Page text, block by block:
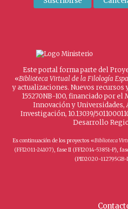
Este portal forma parte del
«Biblioteca Virtual de la Filología
y actualizaciones. Nuevos recursos
155270NB-I00, financiado por
Innovación y Universidades,
Investigación, 10.13039/
Desarrollo
Es continuación de los proyectos «Biblioteca
(FFI2011-24107), fase II (FFI2014-53851-P),
(PID2020-